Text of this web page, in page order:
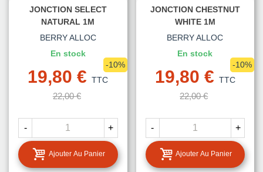
JONCTION SELECT
NATURAL 1M
BERRY ALLOC
En stock
19,80 € TTC
22,00 €
-10%
- +
Ajouter Au Panier
JONCTION CHESTNUT
WHITE 1M
BERRY ALLOC
En stock
19,80 € TTC
22,00 €
-10%
- +
Ajouter Au Panier